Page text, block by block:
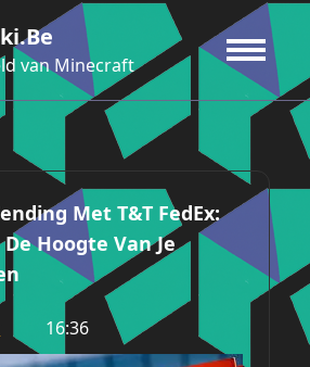
van Minecraft
Met T&T FedEx:
Hoogte Van Je
16:36